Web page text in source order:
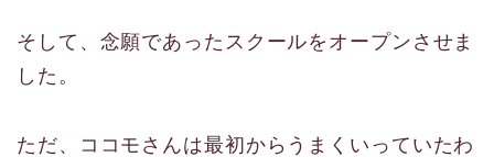
そして、念願であったスクールをオープンさせま
した。
ただ、ココモさんは最初からうまくいっていたわ